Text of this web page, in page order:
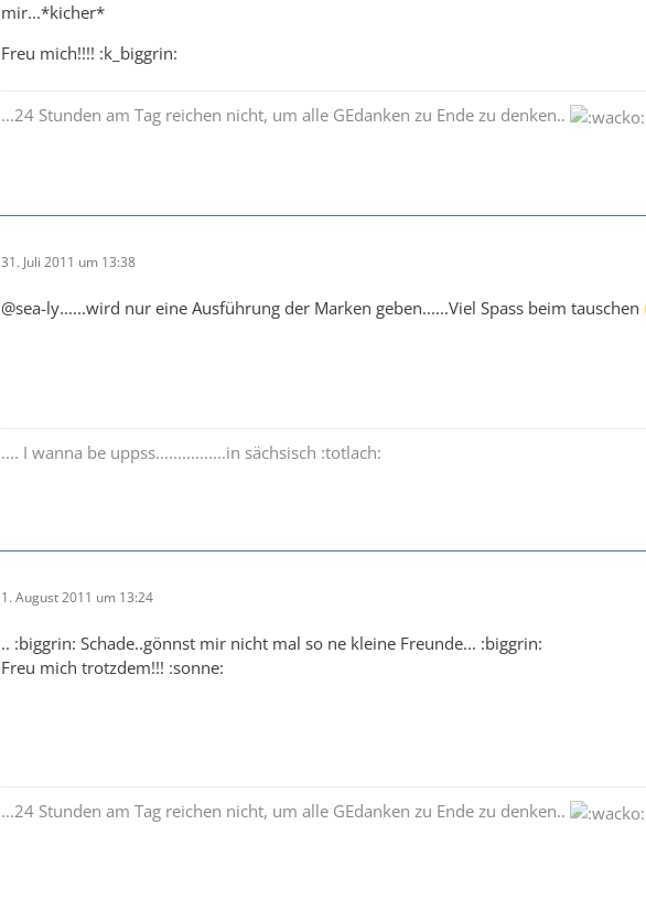
mir...*kicher*
Freu mich!!!! :k_biggrin:
...24 Stunden am Tag reichen nicht, um alle GEdanken zu Ende zu denken..
31. Juli 2011 um 13:38
@sea-ly......wird nur eine Ausführung der Marken geben......Viel Spass beim tauschen
.... I wanna be uppss................in sächsisch :totlach:
1. August 2011 um 13:24
.. :biggrin: Schade..gönnst mir nicht mal so ne kleine Freunde... :biggrin:
Freu mich trotzdem!!! :sonne:
...24 Stunden am Tag reichen nicht, um alle GEdanken zu Ende zu denken..